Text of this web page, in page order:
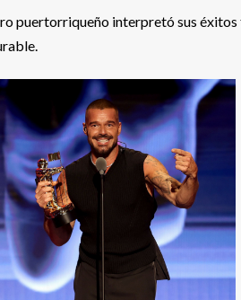
puertorriqueño interpretó sus éxitos